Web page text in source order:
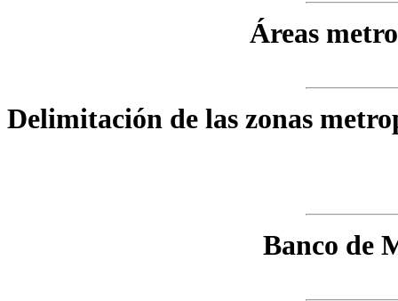
Áreas
Delimitación de las zonas
Banco de